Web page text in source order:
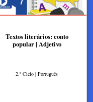
Textos literários: conto
popular | Adjetivo
2.º Ciclo | Português